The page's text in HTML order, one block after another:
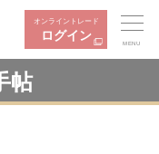
オンライントレード
ログイン
MENU
帖